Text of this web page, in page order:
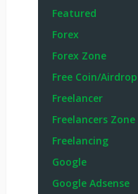
Featured
Forex
Forex Zone
Free Coin/Airdrop
Freelancer
Freelancers Zone
Freelancing
Google
Google Adsense